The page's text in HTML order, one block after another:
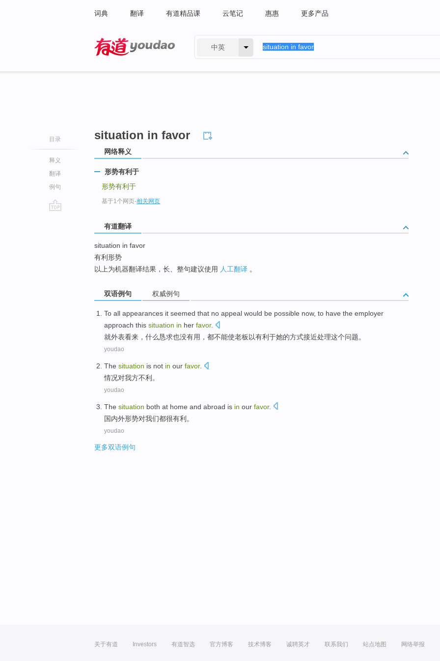
词典 翻译 有道精品课 云笔记 惠惠 更多产品
中英
目录
释义
翻译
例句
situation in favor
网络释义
形势有利于
形势有利于
基于1个网页-相关网页
有道翻译
situation in favor
有利形势
以上为机器翻译结果，长、整句建议使用 人工翻译 。
双语例句 权威例句
To all appearances it seemed that no appeal would be possible now, to have the employer
approach this situation in her favor.
就外表看来 ， 什么恳求也没有用， 都不能使老板 以有利于她的方式接近处理这个问题。
youdao
The situation is not in our favor.
情况对我方不利。
youdao
The situation both at home and abroad is in our favor.
国内外形势对我们都很有利 。
youdao
更多双语例句
关于有道 Investors 有道智选 官方博客 技术博客 诚聘英才 联系我们 站点地图 网络举报